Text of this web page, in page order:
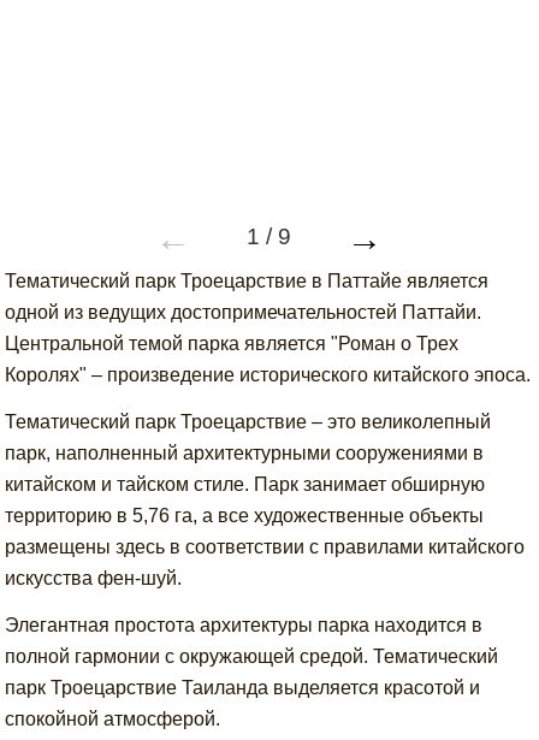
← 1 / 9 →
Тематический парк Троецарствие в Паттайе является
одной из ведущих достопримечательностей Паттайи.
Центральной темой парка является "Роман о Трех
Королях" – произведение исторического китайского эпоса.
Тематический парк Троецарствие – это великолепный
парк, наполненный архитектурными сооружениями в
китайском и тайском стиле. Парк занимает обширную
территорию в 5,76 га, а все художественные объекты
размещены здесь в соответствии с правилами китайского
искусства фен-шуй.
Элегантная простота архитектуры парка находится в
полной гармонии с окружающей средой. Тематический
парк Троецарствие Таиланда выделяется красотой и
спокойной атмосферой.